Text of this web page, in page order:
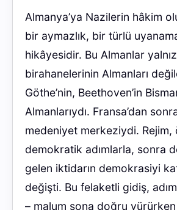
Almanya’ya Nazilerin hâkim
bir aymazlık, bir türlü
hikâyesidir. Bu Almanlar
birahanelerinin Almanları
Göthe’nin, Beethoven’in
Almanlarıydı. Fransa’dan
medeniyet merkeziydi. Rejim,
demokratik adımlarla, sonra
gelen iktidarın demokrasiyi
değişti. Bu felaketli gidiş,
– malum sona doğru